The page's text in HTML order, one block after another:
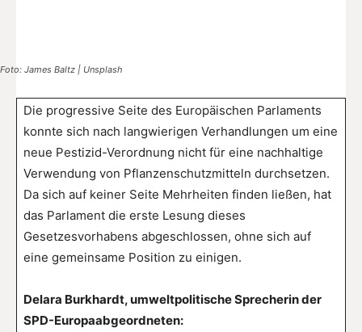
Foto: James Baltz | Unsplash
Die progressive Seite des Europäischen Parlaments
konnte sich nach langwierigen Verhandlungen um eine
neue Pestizid-Verordnung nicht für eine nachhaltige
Verwendung von Pflanzenschutzmitteln durchsetzen.
Da sich auf keiner Seite Mehrheiten finden ließen, hat
das Parlament die erste Lesung dieses
Gesetzesvorhabens abgeschlossen, ohne sich auf
eine gemeinsame Position zu einigen.
Delara Burkhardt, umweltpolitische Sprecherin der
SPD-Europaabgeordneten: